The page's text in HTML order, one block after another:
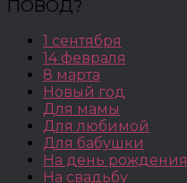
ПОВОД?
1 сентября
14 февраля
8 марта
Новый год
Для мамы
Для любимой
Для бабушки
На день рождения
На свадьбу